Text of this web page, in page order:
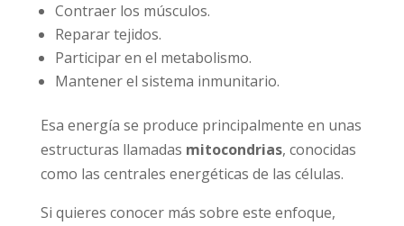
Contraer los músculos.
Reparar tejidos.
Participar en el metabolismo.
Mantener el sistema inmunitario.
Esa energía se produce principalmente en unas
estructuras llamadas mitocondrias, conocidas
como las centrales energéticas de las células.
Si quieres conocer más sobre este enfoque,